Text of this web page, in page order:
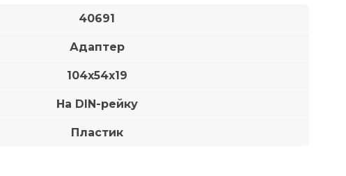
40691
Адаптер
104x54x19
На DIN-рейку
Пластик